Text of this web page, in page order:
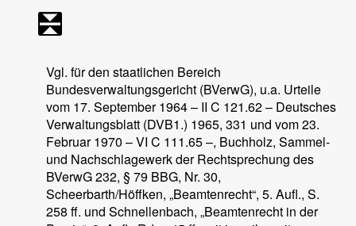
Vgl. für den staatlichen Bereich
Bundesverwaltungsgericht (BVerwG), u.a. Urteile
vom 17. September 1964 – II C 121.62 – Deutsches
Verwaltungsblatt (DVB1.) 1965, 331 und vom 23.
Februar 1970 – VI C 111.65 –, Buchholz, Sammel-
und Nachschlagewerk der Rechtsprechung des
BVerwG 232, § 79 BBG, Nr. 30,
Scheerbarth/Höffken, „Beamtenrecht“, 5. Aufl., S.
258 ff. und Schnellenbach, „Beamtenrecht in der